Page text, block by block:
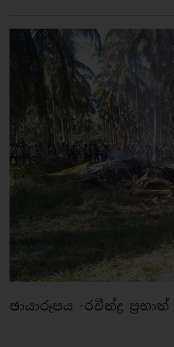
ඡායාරූපය -රවීන්ද්‍ර ප්‍රභාත්